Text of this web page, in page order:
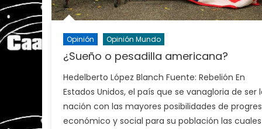
Opinión Opinión Mundo
¿Sueño o pesadilla americana?
Hedelberto López Blanch Fuente: Rebelión En
Estados Unidos, el país que se vanagloria de ser
nación con las mayores posibilidades de
económico y social para su población las cuales